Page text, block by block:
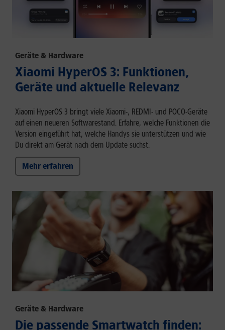
Geräte & Hardware
Xiaomi HyperOS 3: Funktionen,
Geräte und aktuelle Relevanz
Xiaomi HyperOS 3 bringt viele Xiaomi-, REDMI- und POCO-Geräte
auf einen neueren Softwarestand. Erfahre, welche Funktionen die
Version eingeführt hat, welche Handys sie unterstützen und wie
Du direkt am Gerät nach dem Update suchst.
Mehr erfahren
Geräte & Hardware
Die passende Smartwatch finden: